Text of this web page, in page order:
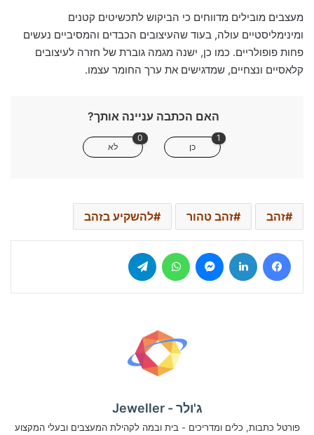
מעצבים מובילים מדווחים כי הביקוש לתכשיטים קטנים
ומינימליסטיים עולה, בעוד שהעיצובים הכבדים והמסיביים נעשים
פחות פופולריים. כמו כן, ישנה מגמה גוברת של חזרה לעיצובים
קלאסיים ונצחיים, שמדגישים את ערך החומר עצמו.
האם הכתבה עניינה אותך?
כן
1
לא
0
זהב זהב טהור להשקיע בזהב
Facebook
LinkedIn
Messenger
WhatsApp
ג'ולר - Jeweller
פורטל כתבות, כלים ומדריכים - בית ובמה לקהילת המעצבים ובעלי המקצוע